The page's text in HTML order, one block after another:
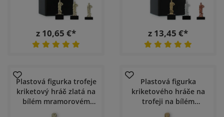
z 10,65 €* z 13,45 €*
Plastová figurka trofeje
kriketový hráč zlatá na
bílém mramorovém
podstavci
Plastová figurka
kriketového hráče na
trofeji na bílém
mramorovém podstavci